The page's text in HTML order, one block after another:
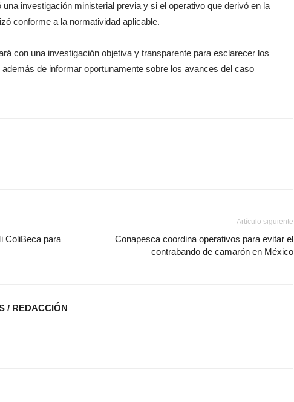
investigación ministerial previa y si el operativo que derivó en la
conforme a la normatividad aplicable.
con una investigación objetiva y transparente para esclarecer los
de informar oportunamente sobre los avances del caso
ColiBeca para
Artículo siguiente
Conapesca coordina operativos para evitar el
contrabando de camarón en México
/ REDACCIÓN